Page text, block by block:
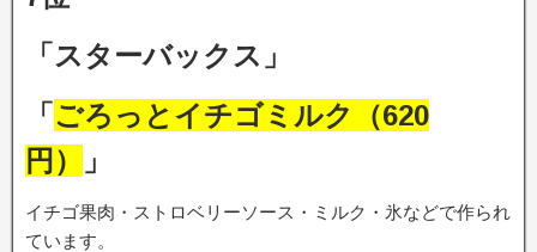
「スターバックス」
「 ごろっとイチゴミルク（620
円）
」
イチゴ果肉・ストロベリーソース・ミルク・氷などで作られ
ています。